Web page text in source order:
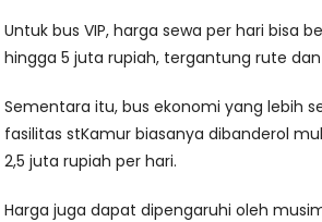
Untuk bus VIP, harga sewa per hari bisa
hingga 5 juta rupiah, tergantung rute
Sementara itu, bus ekonomi yang lebih
fasilitas stKamur biasanya dibanderol
2,5 juta rupiah per hari.
Harga juga dapat dipengaruhi oleh